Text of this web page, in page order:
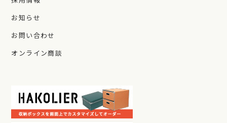
お知らせ
お問い合わせ
オンライン商談